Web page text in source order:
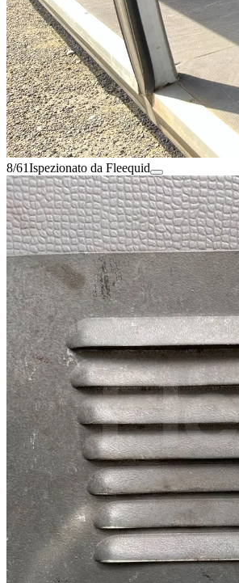
8/61Ispezionato da Fleequid